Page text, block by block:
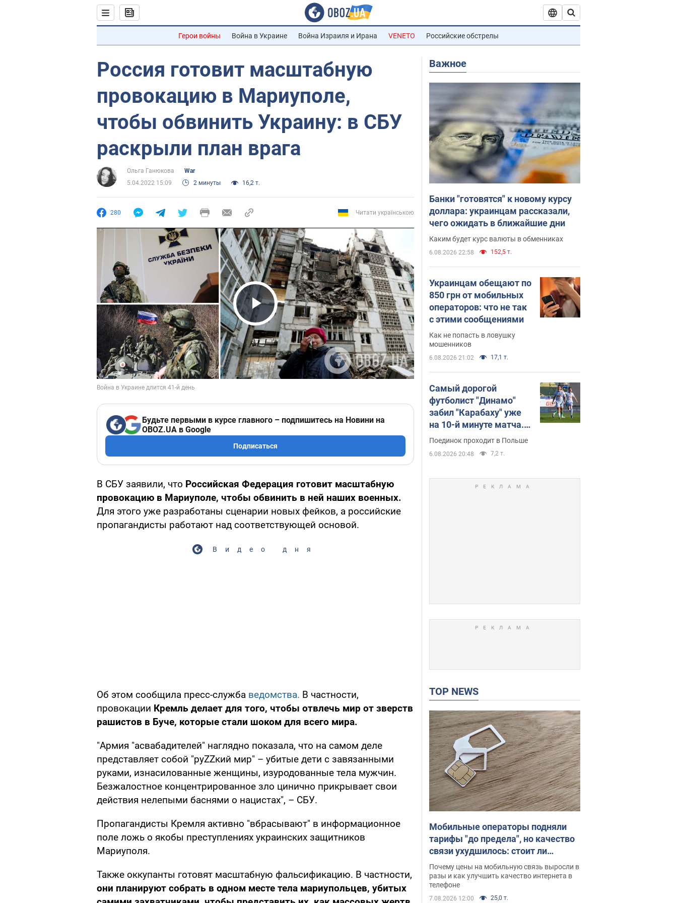
Герои войны Война в Украине Война Израиля и Ирана VENETO Российские обстрелы
Россия готовит масштабную
провокацию в Мариуполе,
чтобы обвинить Украину: в СБУ
раскрыли план врага
Ольга Ганюкова
War
5.04.2022 15:09
2 минуты 16,2 т.
280 Читати українською
Play Video
Будьте первыми в курсе главного – подпишитесь на Новини на
OBOZ.UA в Google
Подписаться
В СБУ заявили, что Российская Федерация готовит масштабную
провокацию в Мариуполе, чтобы обвинить в ней наших военных.
Для этого уже разработаны сценарии новых фейков, а российские
пропагандисты работают над соответствующей основой.
Видео дня
Об этом сообщила пресс-служба ведомства. В частности,
провокации Кремль делает для того, чтобы отвлечь мир от зверств
рашистов в Буче, которые стали шоком для всего мира.
"Армия "асвабадителей" наглядно показала, что на самом деле
представляет собой "руZZкий мир" – убитые дети с завязанными
руками, изнасилованные женщины, изуродованные тела мужчин.
Безжалостное концентрированное зло цинично прикрывает свои
действия нелепыми баснями о нацистах", – СБУ.
Пропагандисты Кремля активно "вбрасывают" в информационное
поле ложь о якобы преступлениях украинских защитников
Мариуполя.
Также оккупанты готовят масштабную фальсификацию. В частности,
они планируют собрать в одном месте тела мариупольцев, убитых
Важное
Банки "готовятся" к новому курсу
доллара: украинцам рассказали,
чего ожидать в ближайшие дни
Каким будет курс валюты в обменниках
6.08.2026 22:58 152,5 т.
Украинцам обещают по
850 грн от мобильных
операторов: что не так
с этими сообщениями
Как не попасть в ловушку
мошенников
6.08.2026 21:02 17,1 т.
Самый дорогой
футболист "Динамо"
забил "Карабаху" уже
на 10-й минуте матча.
Видео
Поединок проходит в Польше
6.08.2026 20:48 7,2 т.
TOP NEWS
Мобильные операторы подняли
тарифы "до предела", но качество
связи ухудшилось: стоит ли
жаловаться на цены
Почему цены на мобильную связь выросли в
разы и как улучшить качество интернета в
телефоне
7.08.2026 12:00 25,0 т.